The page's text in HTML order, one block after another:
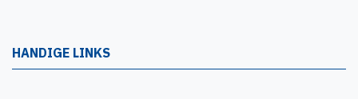
HANDIGE LINKS